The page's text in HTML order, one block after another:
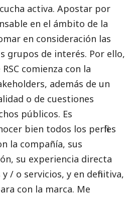
activa. Apostar por
en el ámbito de la
en consideración las
grupos de interés. Por ello,
comienza con la
además de un
o de cuestiones
públicos. Es
bien todos los perfiles
la compañía, sus
, su experiencia directa
/ o servicios, y en definitiva,
con la marca. Me